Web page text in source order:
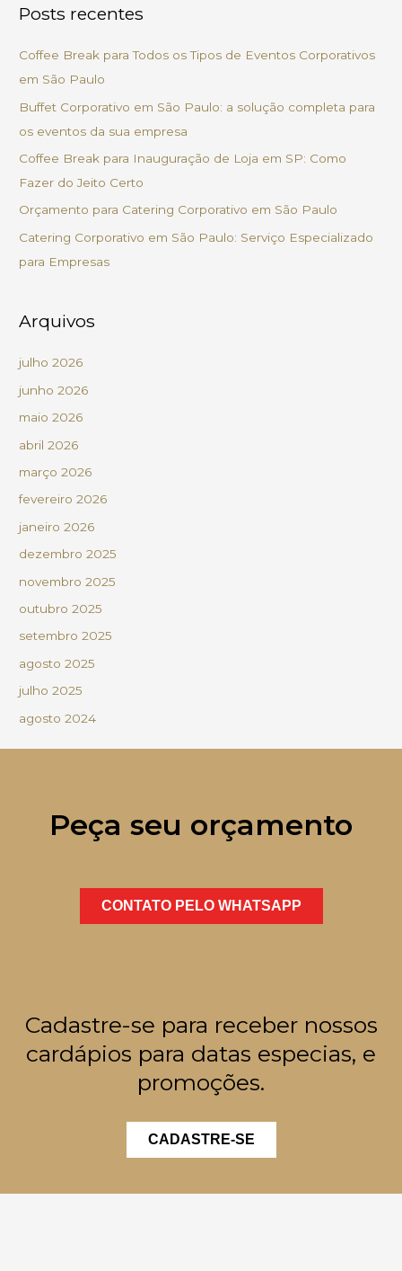
q
p
o
r
:
Posts recentes
Coffee Break para Todos os Tipos de Eventos Corporativos
em São Paulo
Buffet Corporativo em São Paulo: a solução completa para
os eventos da sua empresa
Coffee Break para Inauguração de Loja em SP: Como
Fazer do Jeito Certo
Orçamento para Catering Corporativo em São Paulo
Catering Corporativo em São Paulo: Serviço Especializado
para Empresas
Arquivos
julho 2026
junho 2026
maio 2026
abril 2026
março 2026
fevereiro 2026
janeiro 2026
dezembro 2025
novembro 2025
outubro 2025
setembro 2025
agosto 2025
julho 2025
agosto 2024
Peça seu orçamento
CONTATO PELO WHATSAPP
Cadastre-se para receber nossos
cardápios para datas especias, e
promoções.
CADASTRE-SE